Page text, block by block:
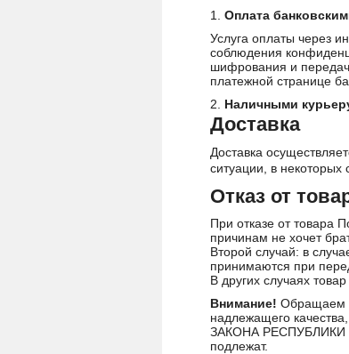
1. Оплата
Услуга оплаты через
соблюдения
шифрования и
платежной странице
2.
Наличными
Доставка
Доставка
ситуации, в некоторых
Отказ от
При отказе от товара
причинам не хочет
Второй случай: в
принимаются при
В других случаях
Внимание! Обращаем
надлежащего
ЗАКОНА РЕСПУБЛИКИ
подлежат.